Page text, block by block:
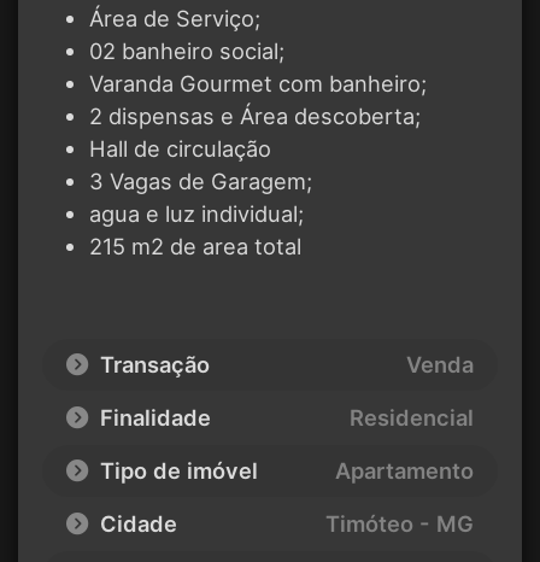
Área de Serviço;
02 banheiro social;
Varanda Gourmet com banheiro;
2 dispensas e Área descoberta;
Hall de circulação
3 Vagas de Garagem;
agua e luz individual;
215 m2 de area total
Transação
Venda
Finalidade
Residencial
Tipo de imóvel
Apartamento
Cidade
Timóteo - MG